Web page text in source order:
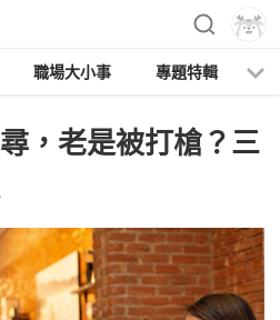
職場大小事 專題特輯
，老是被打槍？三